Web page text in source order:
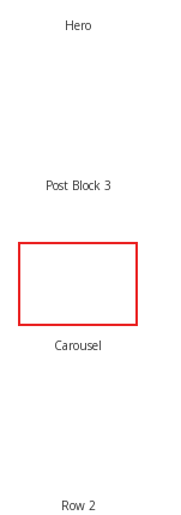
Hero
Post Block 3
Carousel
Row 2